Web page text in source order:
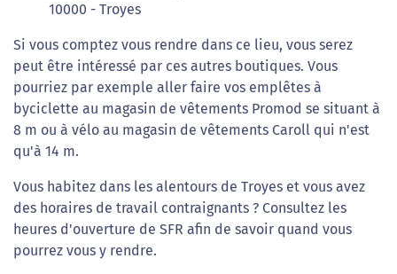
10000 - Troyes
Si vous comptez vous rendre dans ce lieu, vous serez
peut être intéressé par ces autres boutiques. Vous
pourriez par exemple aller faire vos emplêtes à
byciclette au magasin de vêtements Promod se situant à
8 m ou à vélo au magasin de vêtements Caroll qui n'est
qu'à 14 m.
Vous habitez dans les alentours de Troyes et vous avez
des horaires de travail contraignants ? Consultez les
heures d'ouverture de SFR afin de savoir quand vous
pourrez vous y rendre.